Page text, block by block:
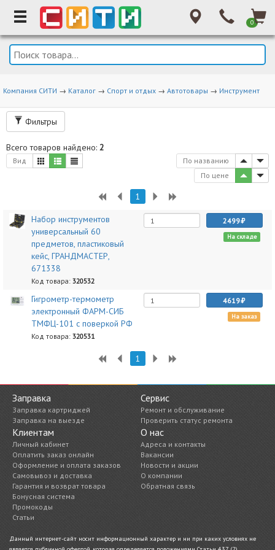
0
Компания СИТИ → Каталог → Спорт и отдых → Автотовары → Инструмент
Фильтры
Всего товаров найдено: 2
Вид
По названию
По цене
1
Набор инструментов
универсальный 60
предметов, пластиковый
кейс, ГРАНДМАСТЕР,
671338
Код товара: 320532
2499
На складе
Гигрометр-термометр
электронный ФАРМ-СИБ
ТМФЦ-101 с поверкой РФ
Код товара: 320531
4619
На заказ
1
Заправка
Заправка картриджей
Заправка на выезде
Сервис
Ремонт и обслуживание
Проверить статус ремонта
Клиентам
Личный кабинет
Оплатить заказ онлайн
Оформление и оплата заказов
Самовывоз и доставка
Гарантия и возврат товара
Бонусная система
Промокоды
Статьи
О нас
Адреса и контакты
Вакансии
Новости и акции
О компании
Обратная связь
Данный интернет-сайт носит информационный характер и ни при каких условиях не